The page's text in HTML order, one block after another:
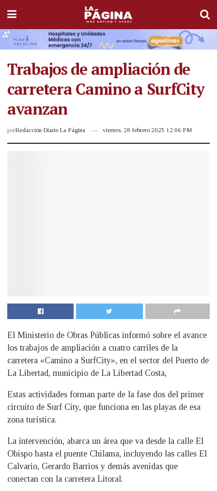
Trabajos de ampliación de
carretera Camino a SurfCity
avanzan
porRedacción Diario La Página viernes, 28 febrero 2025 12:06 PM
El Ministerio de Obras Públicas informó sobre el avance
los trabajos de ampliación a cuatro carriles de la
carretera «Camino a SurfCity», en el sector del Puerto de
La Libertad, municipio de La Libertad Costa,
Estas actividades forman parte de la fase dos del primer
circuito de Surf City, que funciona en las playas de esa
zona turística.
La intervención, abarca un área que va desde la calle El
Obispo hasta el puente Chilama, incluyendo las calles El
Calvario, Gerardo Barrios y demás avenidas que
conectan con la carretera Litoral.